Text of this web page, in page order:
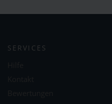
SERVICES